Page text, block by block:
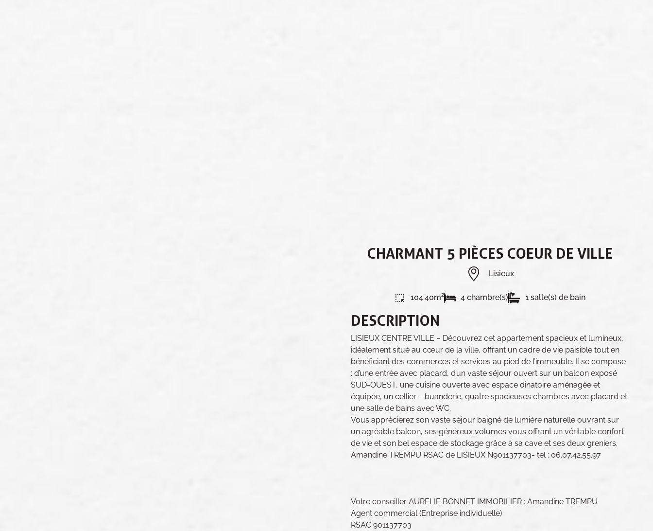
CHARMANT 5 PIÈCES COEUR DE VILLE
Lisieux
104.40m² 4 chambre(s) 1 salle(s) de bain
DESCRIPTION
LISIEUX CENTRE VILLE – Découvrez cet appartement spacieux et lumineux,
idéalement situé au cœur de la ville, offrant un cadre de vie paisible tout en
bénéficiant des commerces et services au pied de l’immeuble. Il se compose
: d’une entrée avec placard, d’un vaste séjour ouvert sur un balcon exposé
SUD-OUEST, une cuisine ouverte avec espace dinatoire aménagée et
équipée, un cellier – buanderie, quatre spacieuses chambres avec placard et
une salle de bains avec WC.
Vous apprécierez son vaste séjour baigné de lumière naturelle ouvrant sur
un agréable balcon, ses généreux volumes vous offrant un véritable confort
de vie et son bel espace de stockage grâce à sa cave et ses deux greniers.
Amandine TREMPU RSAC de LISIEUX N901137703- tel : 06.07.42.55.97
Votre conseiller AURELIE BONNET IMMOBILIER : Amandine TREMPU
Agent commercial (Entreprise individuelle)
RSAC 901137703